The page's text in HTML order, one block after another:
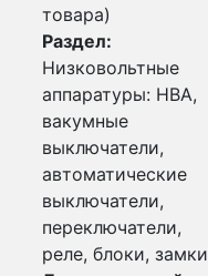
товара)
Раздел:
Низковольтные
аппаратуры: НВА,
вакумные
выключатели,
автоматические
выключатели,
переключатели,
реле, блоки, замки